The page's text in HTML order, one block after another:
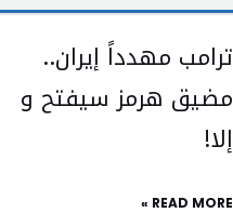
ترامب مهدداً إيران..
مضيق هرمز سيفتح و
إلا!
READ MORE »